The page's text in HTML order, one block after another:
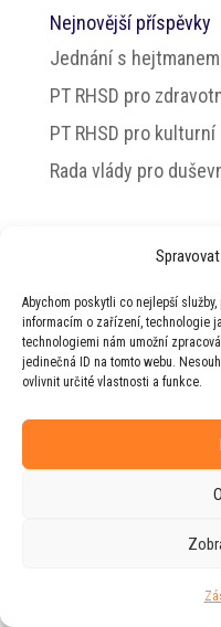
Abychom poskytli co nejlepší
informacím o zařízení, technologie
technologiemi nám umožní
jedinečná ID na tomto webu.
ovlivnit určité vlastnosti a funkce.
Nejnovější příspěvky
Jednání s
PT RHSD pro
PT RHSD pro
Rada vlády pro
Web vytvořila
agenturou